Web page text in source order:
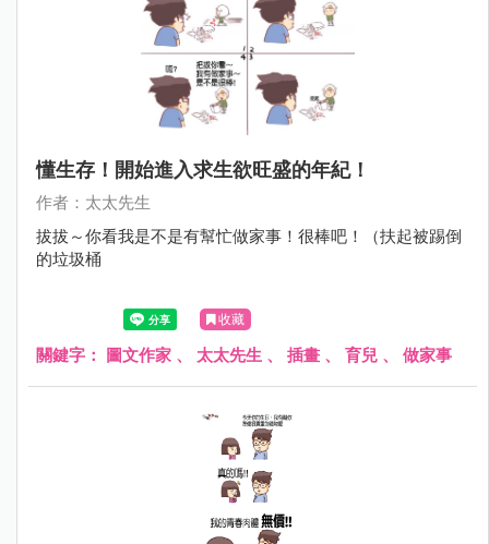
懂生存！開始進入求生欲旺盛的年紀！
作者：太太先生
拔拔～你看我是不是有幫忙做家事！很棒吧！（扶起被踢倒
的垃圾桶
收藏
關鍵字： 圖文作家 、 太太先生 、 插畫 、 育兒 、 做家事